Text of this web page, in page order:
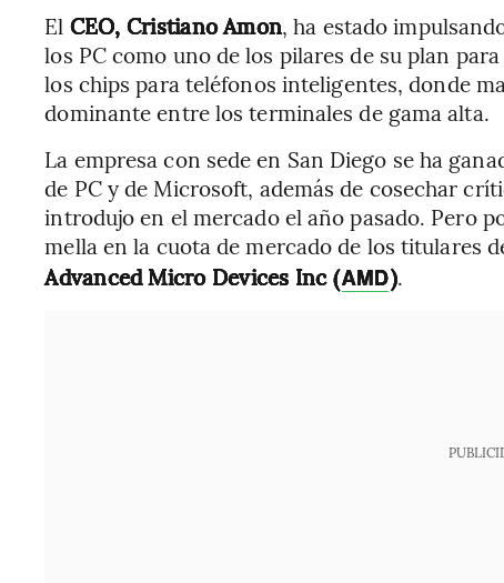
El CEO, Cristiano Amon, ha estado
los PC como uno de los pilares de su plan
los chips para teléfonos inteligentes, donde
dominante entre los terminales de gama alta.
La empresa con sede en San Diego se ha
de PC y de Microsoft, además de cosechar
introdujo en el mercado el año pasado. Pero
mella en la cuota de mercado de los titulares
Advanced Micro Devices Inc (AMD).